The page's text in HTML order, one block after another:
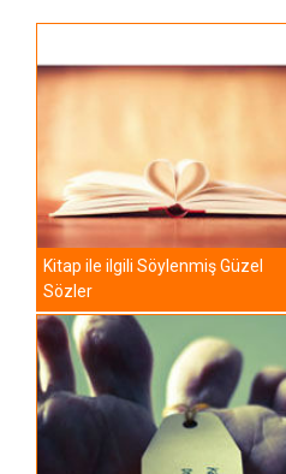
Kitap ile ilgili Söylenmiş Güzel
Sözler